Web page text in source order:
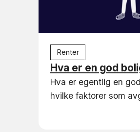
Renter
Hva er en god
Hva er egentlig en
hvilke faktorer som